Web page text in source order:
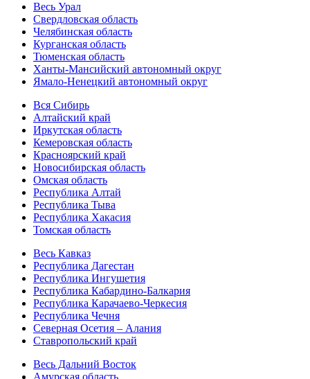
Весь Урал
Свердловская область
Челябинская область
Курганская область
Тюменская область
Ханты-Мансийский автономный округ
Ямало-Ненецкий автономный округ
Вся Сибирь
Алтайский край
Иркутская область
Кемеровская область
Красноярский край
Новосибирская область
Омская область
Республика Алтай
Республика Тыва
Республика Хакасия
Томская область
Весь Кавказ
Республика Дагестан
Республика Ингушетия
Республика Кабардино-Балкария
Республика Карачаево-Черкесия
Республика Чечня
Северная Осетия – Алания
Ставропольский край
Весь Дальний Восток
Амурская область